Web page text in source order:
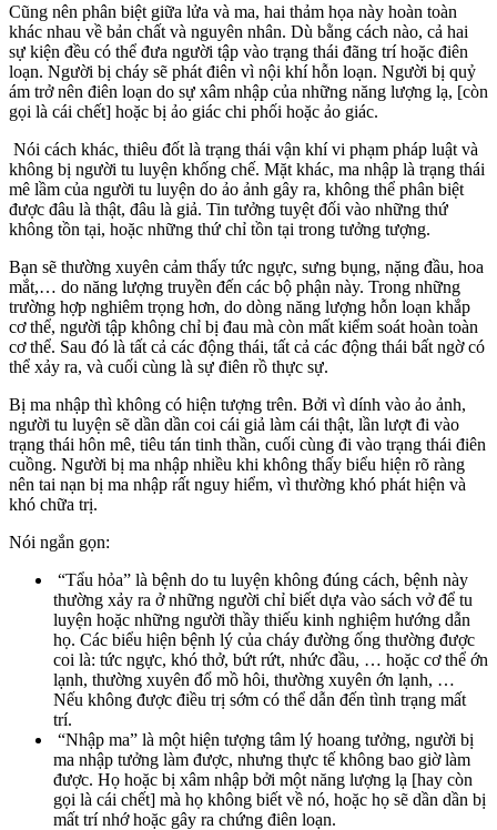
Cũng nên phân biệt giữa lửa và ma, hai thảm họa này hoàn toàn
khác nhau về bản chất và nguyên nhân. Dù bằng cách nào, cả hai
sự kiện đều có thể đưa người tập vào trạng thái đãng trí hoặc điên
loạn. Người bị cháy sẽ phát điên vì nội khí hỗn loạn. Người bị quỷ
ám trở nên điên loạn do sự xâm nhập của những năng lượng lạ, [còn
gọi là cái chết] hoặc bị ảo giác chi phối hoặc ảo giác.
Nói cách khác, thiêu đốt là trạng thái vận khí vi phạm pháp luật và
không bị người tu luyện khống chế. Mặt khác, ma nhập là trạng thái
mê lầm của người tu luyện do ảo ảnh gây ra, không thể phân biệt
được đâu là thật, đâu là giả. Tin tưởng tuyệt đối vào những thứ
không tồn tại, hoặc những thứ chỉ tồn tại trong tưởng tượng.
Bạn sẽ thường xuyên cảm thấy tức ngực, sưng bụng, nặng đầu, hoa
mắt,… do năng lượng truyền đến các bộ phận này. Trong những
trường hợp nghiêm trọng hơn, do dòng năng lượng hỗn loạn khắp
cơ thể, người tập không chỉ bị đau mà còn mất kiểm soát hoàn toàn
cơ thể. Sau đó là tất cả các động thái, tất cả các động thái bất ngờ có
thể xảy ra, và cuối cùng là sự điên rồ thực sự.
Bị ma nhập thì không có hiện tượng trên. Bởi vì dính vào ảo ảnh,
người tu luyện sẽ dần dần coi cái giả làm cái thật, lần lượt đi vào
trạng thái hôn mê, tiêu tán tinh thần, cuối cùng đi vào trạng thái điên
cuồng. Người bị ma nhập nhiều khi không thấy biểu hiện rõ ràng
nên tai nạn bị ma nhập rất nguy hiểm, vì thường khó phát hiện và
khó chữa trị.
Nói ngắn gọn:
“Tẩu hỏa” là bệnh do tu luyện không đúng cách, bệnh này
thường xảy ra ở những người chỉ biết dựa vào sách vở để tu
luyện hoặc những người thầy thiếu kinh nghiệm hướng dẫn
họ. Các biểu hiện bệnh lý của cháy đường ống thường được
coi là: tức ngực, khó thở, bứt rứt, nhức đầu, … hoặc cơ thể ớn
lạnh, thường xuyên đổ mồ hôi, thường xuyên ớn lạnh, …
Nếu không được điều trị sớm có thể dẫn đến tình trạng mất
trí.
“Nhập ma” là một hiện tượng tâm lý hoang tưởng, người bị
ma nhập tưởng làm được, nhưng thực tế không bao giờ làm
được. Họ hoặc bị xâm nhập bởi một năng lượng lạ [hay còn
gọi là cái chết] mà họ không biết về nó, hoặc họ sẽ dần dần bị
mất trí nhớ hoặc gây ra chứng điên loạn.